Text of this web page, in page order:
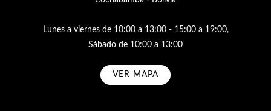
Lunes a viernes de 10:00 a 13:00 - 15:00 a 19:00,
Sábado de 10:00 a 13:00
VER MAPA